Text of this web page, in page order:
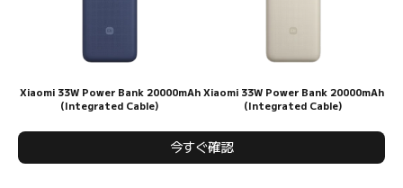
Xiaomi 33W Power Bank 20000mAh
(Integrated Cable)
Xiaomi 33W Power Bank 20000mAh
(Integrated Cable)
今すぐ確認